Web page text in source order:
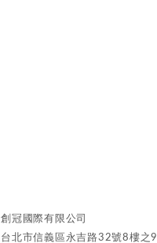
創冠國際有限公司
台北市信義區永吉路32號8樓之9